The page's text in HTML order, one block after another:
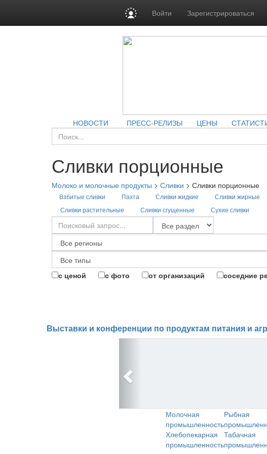
Войти Зарегистрироваться
НОВОСТИ ПРЕСС-РЕЛИЗЫ ЦЕНЫ
Сливки порционные
Молоко и молочные продукты > Сливки > Сливки порционные
Взбитые сливки Пахта Сливки жидкие Сливки жирные
Сливки растительные
Сливки сгущенные Сухие сливки
с ценой с фото от организаций соседние
Выставки и конференции по продуктам питания и
Молочная
промышленность
Рыбная
Хлебопекарная
промышленность
Табачная